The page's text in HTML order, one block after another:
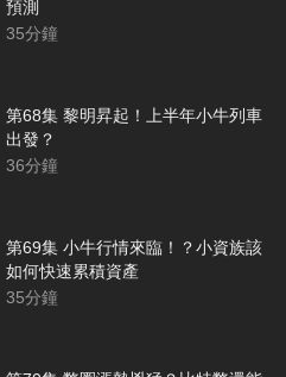
預測
35分鐘
第68集 黎明昇起！上半年小牛列車
出發？
36分鐘
第69集 小牛行情來臨！？小資族該
如何快速累積資產
35分鐘